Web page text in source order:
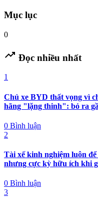
Mục lục
0
trending_up Đọc nhiều nhất
1
Chủ xe BYD thất vọng vì
hãng "lặng thinh": bỏ ra
0 Bình luận
2
Tài xế kinh nghiệm luôn
nhưng cực kỳ hữu ích khi
0 Bình luận
3